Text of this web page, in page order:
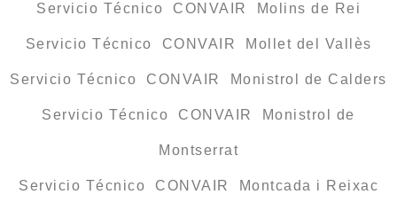
Servicio Técnico CONVAIR Molins de Rei
Servicio Técnico CONVAIR Mollet del Vallès
Servicio Técnico CONVAIR Monistrol de Calders
Servicio Técnico CONVAIR Monistrol de
Montserrat
Servicio Técnico CONVAIR Montcada i Reixac